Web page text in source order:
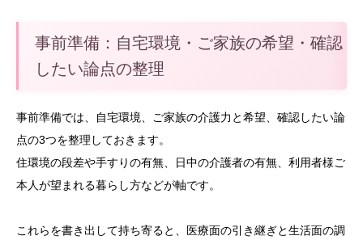
事前準備：自宅環境・ご家族の希望・確認
したい論点の整理
事前準備では、自宅環境、ご家族の介護力と希望、確認したい論
点の3つを整理しておきます。
住環境の段差や手すりの有無、日中の介護者の有無、利用者様ご
本人が望まれる暮らし方などが軸です。
これらを書き出して持ち寄ると、医療面の引き継ぎと生活面の調